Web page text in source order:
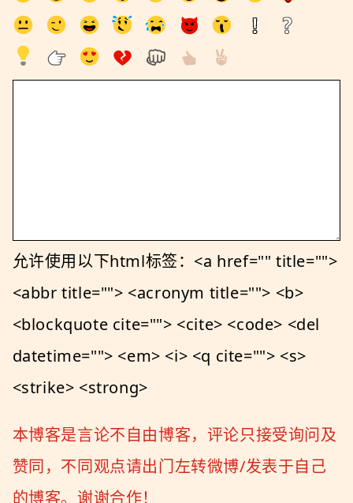
允许使用以下html标签：<a href="" title="">
<abbr title=""> <acronym title=""> <b>
<blockquote cite=""> <cite> <code> <del
datetime=""> <em> <i> <q cite=""> <s>
<strike> <strong>
本博客是言论不自由博客，评论只接受询问及
赞同，不同观点请出门左转微博/发表于自己
的博客。谢谢合作！